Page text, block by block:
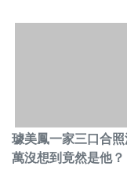
璩美鳳一家三口合
萬沒想到竟然是他？